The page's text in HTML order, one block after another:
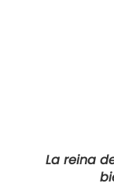
La reina